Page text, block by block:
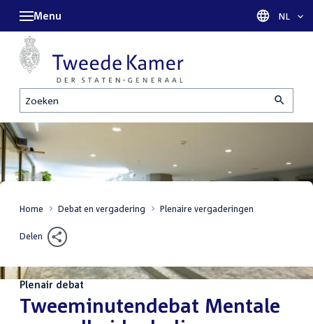
Zoeken
Menu Taal
NL
Home Debat en vergadering Plenaire vergaderingen
Delen
Plenair debat
:Tweeminutendebat Mentale